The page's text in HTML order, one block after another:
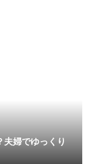
婦でゆっくり